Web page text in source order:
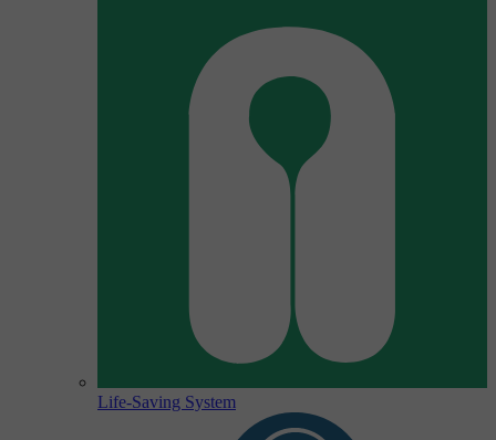
Life-Saving System